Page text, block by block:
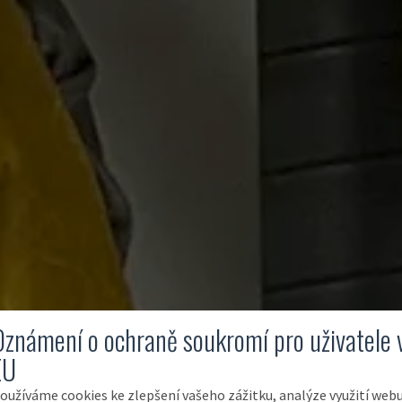
o ochraně soukromí pro uživatele
cookies ke zlepšení vašeho zážitku, analýze využití